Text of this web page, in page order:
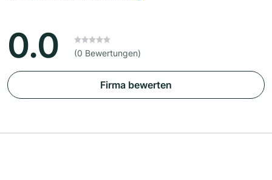
0.0 (0 Bewertungen)
Firma bewerten